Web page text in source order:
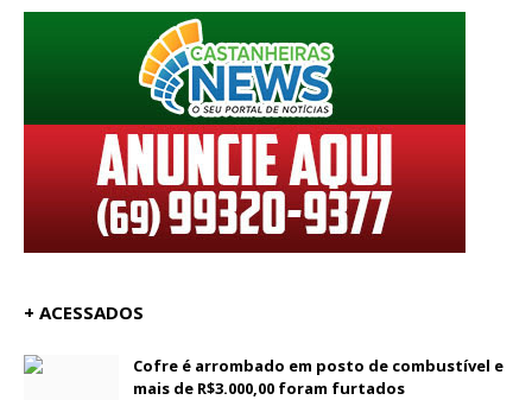
+ ACESSADOS
Cofre é arrombado em posto de combustível e
mais de R$3.000,00 foram furtados